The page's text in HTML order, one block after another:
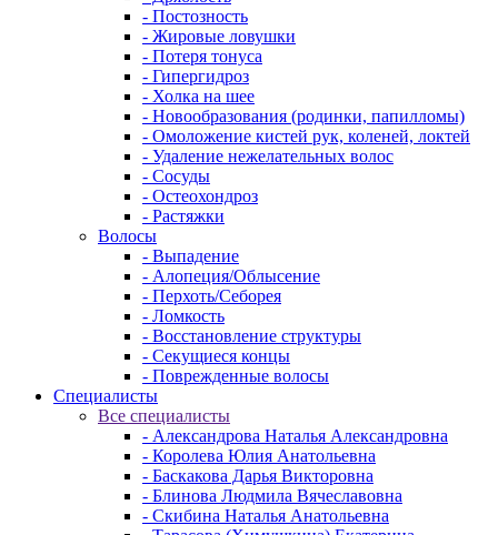
- Постозность
- Жировые ловушки
- Потеря тонуса
- Гипергидроз
- Холка на шее
- Новообразования (родинки, папилломы)
- Омоложение кистей рук, коленей, локтей
- Удаление нежелательных волос
- Сосуды
- Остеохондроз
- Растяжки
Волосы
- Выпадение
- Алопеция/Облысение
- Перхоть/Себорея
- Ломкость
- Восстановление структуры
- Секущиеся концы
- Поврежденные волосы
Специалисты
Все специалисты
- Александрова Наталья Александровна
- Королева Юлия Анатольевна
- Баскакова Дарья Викторовна
- Блинова Людмила Вячеславовна
- Скибина Наталья Анатольевна